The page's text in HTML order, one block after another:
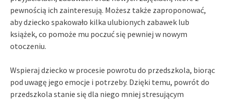
pewnością ich zainteresują. Możesz także zaproponować,
aby dziecko spakowało kilka ulubionych zabawek lub
książek, co pomoże mu poczuć się pewniej w nowym
otoczeniu.
Wspieraj dziecko w procesie powrotu do przedszkola, biorąc
pod uwagę jego emocje i potrzeby. Dzięki temu, powrót do
przedszkola stanie się dla niego mniej stresującym